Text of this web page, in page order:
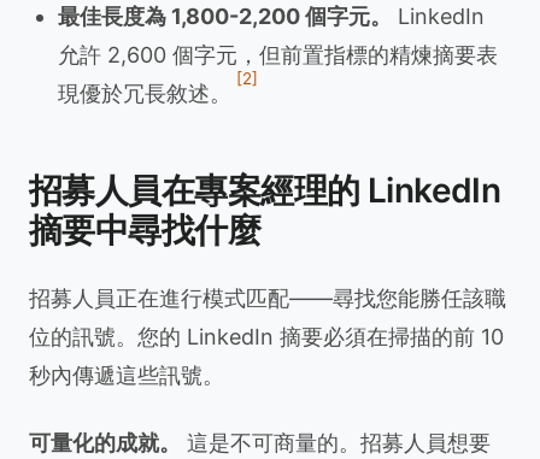
最佳長度為 1,800-2,200 個字元。
LinkedIn
允許 2,600 個字元，但前置指標的精煉摘要表
現優於冗長敘述。
[2]
招募人員在專案經理的 LinkedIn
摘要中尋找什麼
招募人員正在進行模式匹配——尋找您能勝任該職
位的訊號。您的 LinkedIn 摘要必須在掃描的前 10
秒內傳遞這些訊號。
可量化的成就。
這是不可商量的。招募人員想要